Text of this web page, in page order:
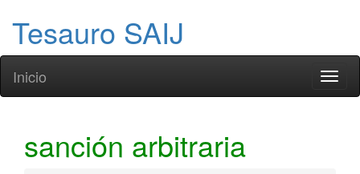
Tesauro SAIJ
Inicio
sanción arbitraria